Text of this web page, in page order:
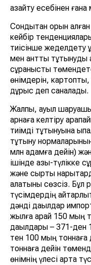
азайту есебінен ғана
Сондықтан орын
кейбір
тиісінше
мен қантты тұтынуды
сұранысты
өнімдерін,
дұрыс деп саналады.
Жалпы, ауыл
арнаға келтіру
тиімді тұтынуына
тұтыну
млн адамға дейін)
ішінде азық-түлікке
және сыртқы
алатыны сөзсіз. Бұл
түсімдердің
дәнді дақылдар
жылға қарай 150 мың
дақылдары – 371-ден
тен 100 мың тоннаға
тоннаға дейін
өнімнің үлесі арта